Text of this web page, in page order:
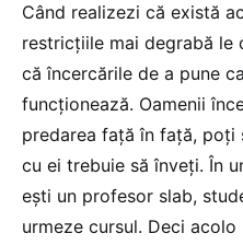
Când realizezi că există
restricțiile mai degrabă le
că încercările de a pune
funcționează. Oamenii
predarea față în față, poți
cu ei trebuie să înveți. În
ești un profesor slab,
urmeze cursul. Deci